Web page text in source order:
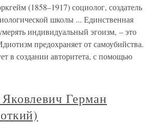
(1858–1917) социолог, создатель
школы ... Единственная
индивидуальный эгоизм, – это
предохраняет от самоубийства.
в создании авторитета, с помощью
Герман